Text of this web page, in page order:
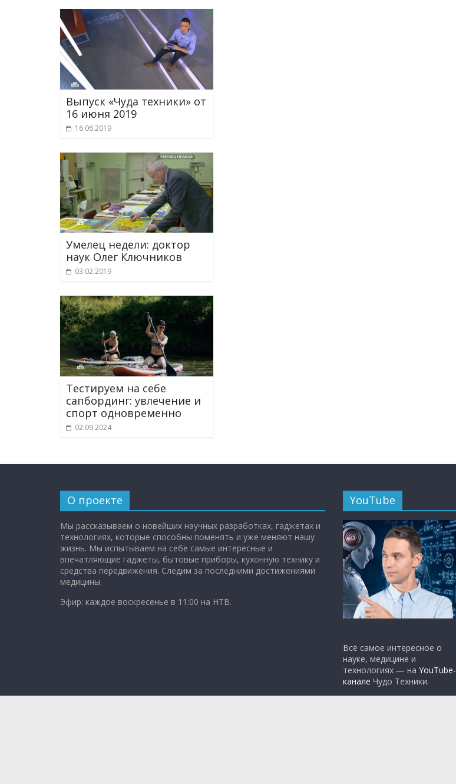
Выпуск «Чуда техники» от
16 июня 2019
16.06.2019
Умелец недели: доктор
наук Олег Ключников
03.02.2019
Тестируем на себе
сапбординг: увлечение и
спорт одновременно
02.09.2024
О проекте
Мы рассказываем о новейших научных разработках, гаджетах и
технологиях, которые способны поменять и уже меняют нашу
жизнь. Мы испытываем на себе самые интересные и
впечатляющие гаджеты, бытовые приборы, кухонную технику и
средства передвижения. Следим за последними достижениями
медицины.
Эфир: каждое воскресенье в 11:00 на НТВ.
YouTube
Всё самое интересное о
науке, медицине и
технологиях — на YouTube-
канале Чудо Техники.